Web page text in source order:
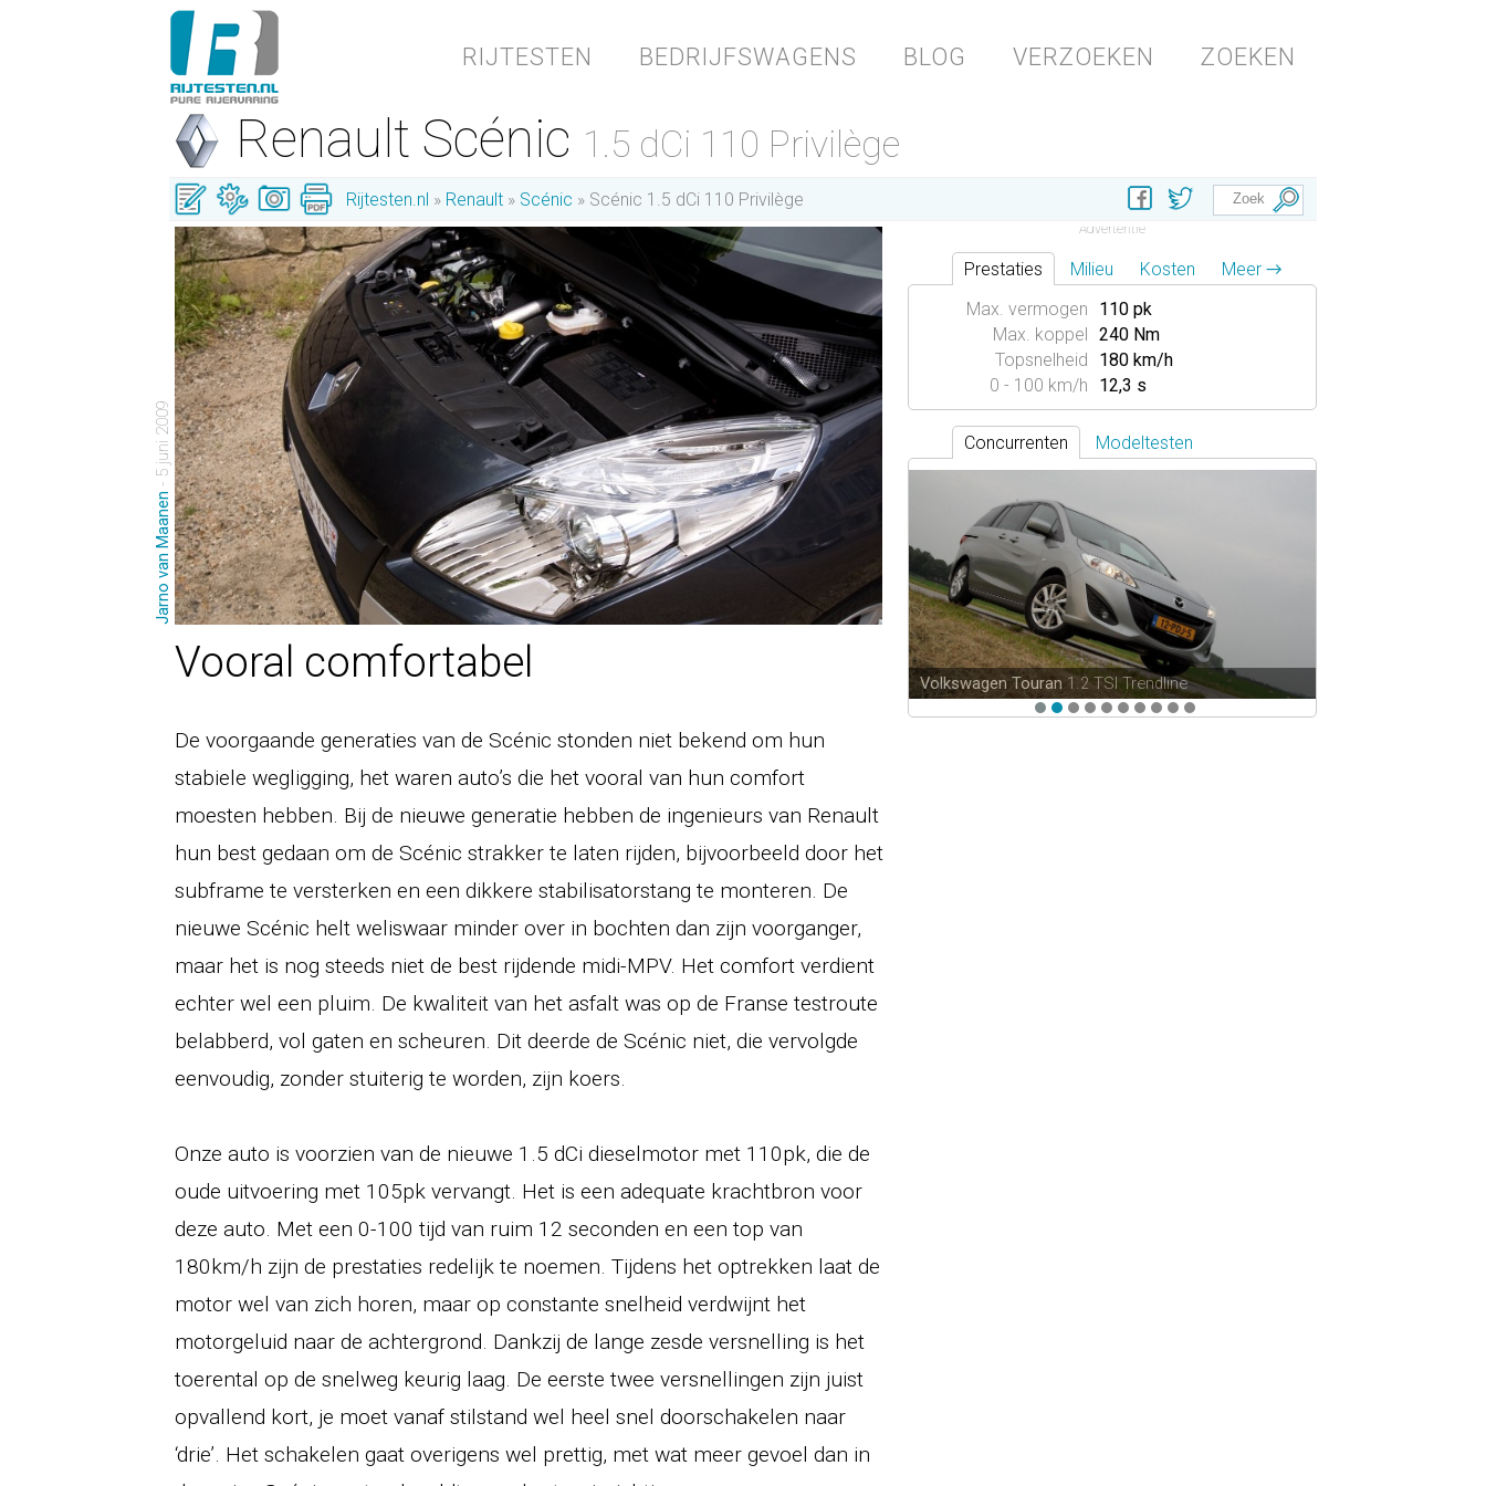
RIJTESTEN BEDRIJFSWAGENS BLOG VERZOEKEN ZOEKEN
Renault Scénic 1.5 dCi 110 Privilège
Rijtesten.nl Renault Scénic Scénic 1.5 dCi 110 Privilège
Jarno van Maanen
- 5 juni 2009
Vooral comfortabel
De voorgaande generaties van de Scénic stonden niet bekend om hun
stabiele wegligging, het waren auto’s die het vooral van hun comfort
moesten hebben. Bij de nieuwe generatie hebben de ingenieurs van Renault
hun best gedaan om de Scénic strakker te laten rijden, bijvoorbeeld door het
subframe te versterken en een dikkere stabilisatorstang te monteren. De
nieuwe Scénic helt weliswaar minder over in bochten dan zijn voorganger,
maar het is nog steeds niet de best rijdende midi-MPV. Het comfort verdient
echter wel een pluim. De kwaliteit van het asfalt was op de Franse testroute
belabberd, vol gaten en scheuren. Dit deerde de Scénic niet, die vervolgde
eenvoudig, zonder stuiterig te worden, zijn koers.
Onze auto is voorzien van de nieuwe 1.5 dCi dieselmotor met 110pk, die de
oude uitvoering met 105pk vervangt. Het is een adequate krachtbron voor
deze auto. Met een 0-100 tijd van ruim 12 seconden en een top van
180km/h zijn de prestaties redelijk te noemen. Tijdens het optrekken laat de
motor wel van zich horen, maar op constante snelheid verdwijnt het
motorgeluid naar de achtergrond. Dankzij de lange zesde versnelling is het
toerental op de snelweg keurig laag. De eerste twee versnellingen zijn juist
opvallend kort, je moet vanaf stilstand wel heel snel doorschakelen naar
‘drie’. Het schakelen gaat overigens wel prettig, met wat meer gevoel dan in
Prestaties Milieu Kosten
Meer →
Max. vermogen
110 pk
Max. koppel 240 Nm
Topsnelheid
180 km/h
0 - 100 km/h
12,3 s
Concurrenten Modeltesten
Volkswagen Touran 1.2 TSI Trendline